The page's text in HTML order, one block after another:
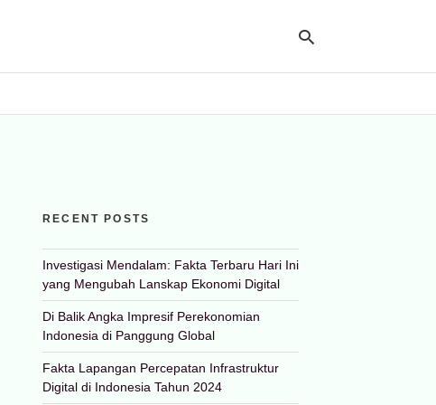
RECENT POSTS
Investigasi Mendalam: Fakta Terbaru Hari Ini
yang Mengubah Lanskap Ekonomi Digital
Di Balik Angka Impresif Perekonomian
Indonesia di Panggung Global
Fakta Lapangan Percepatan Infrastruktur
Digital di Indonesia Tahun 2024